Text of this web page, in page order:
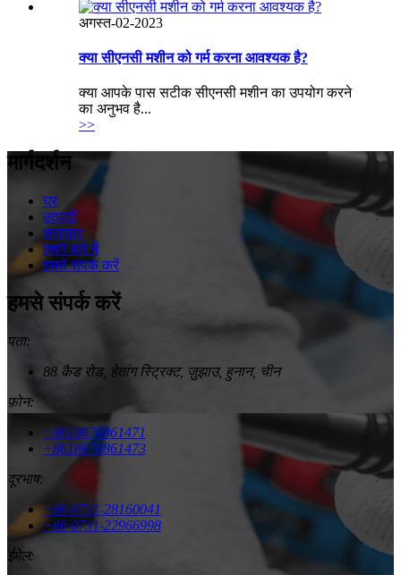
अगस्त-02-2023
क्या सीएनसी मशीन को गर्म करना आवश्यक है?
क्या आपके पास सटीक सीएनसी मशीन का उपयोग करने
का अनुभव है...
>>
मार्गदर्शन
घर
उत्पादों
समाचार
हमारे बारे में
हमसे संपर्क करें
हमसे संपर्क करें
पता:
88 कैड रोड, हेतांग स्ट्रिक्ट, ज़ुझाउ, हुनान, चीन
फ़ोन:
+8618670861471
+8618670861473
दूरभाष:
+86 0731-28160041
+86 0731-22966998
ईमेल: